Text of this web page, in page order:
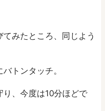
みたところ、同じよう
トンタッチ。
、今度は10分ほどで